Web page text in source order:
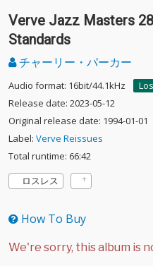
Verve Jazz Masters
Standards
チャーリー・パーカー
Audio format: 16bit/44.1kHz
Release date: 2023-05-12
Original release date: 1994-01-01
Label: Verve Reissues
Total runtime: 66:42
ロスレス
How To Buy